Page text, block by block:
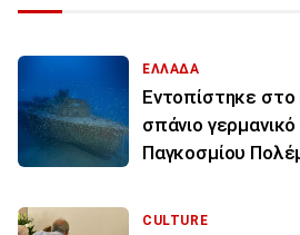
ΕΛΛΑΔΑ
Εντοπίστηκε στο
σπάνιο γερμανικό
Παγκοσμίου
CULTURE